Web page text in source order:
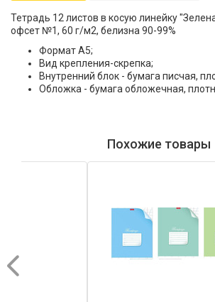
Тетрадь 12 листов в косую линейку
офсет №1, 60 г/м2, белизна 90-99%
Формат А5;
Вид крепления-скрепка;
Внутренний блок - бумага писчая,
Обложка - бумага обложечная,
Похожие товары